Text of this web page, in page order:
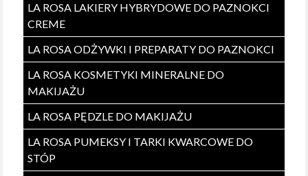
LA ROSA LAKIERY HYBRYDOWE DO PAZNOKCI
CREME
LA ROSA ODŻYWKI I PREPARATY DO PAZNOKCI
LA ROSA KOSMETYKI MINERALNE DO
MAKIJAŻU
LA ROSA PĘDZLE DO MAKIJAŻU
LA ROSA PUMEKSY I TARKI KWARCOWE DO
STÓP